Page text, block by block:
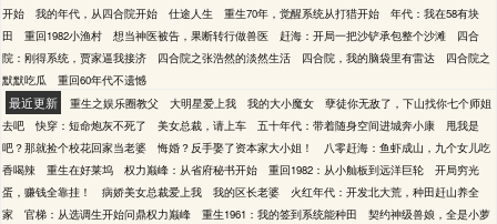
开始
我的年代，从四合院开始 仕途人生 重生70年，觉醒系统从打猎开始
年代：我在58有块
田
重回1982小渔村 想当神医被告，果断转行做兽医 赶海：开局一把沙铲承包整个沙滩
四合
院：刚得系统，贾家逼我接济
四合院之张浩然的淡然生活 四合院，我的脑袋里有雷达
四合院之
默默吃瓜
重回60年代不遗憾
最近更新 重生之娱乐圈教父 大明星爱上我 我的大小魔女
孽徒你无敌了，下山找你七个师姐
去吧
快穿：短命炮灰不死了 美女总裁，请上车 五十年代：带着随身空间进城奔小康
甩我是
吧？那就捡个校花回家当老婆
悔婚？反手娶了资本家大小姐！
八零赶海：鱼虾成山，九个女儿吃
香喝辣
重生在好莱坞 权力巅峰：从省府秘书开始 重回1982：从小舢板到远洋巨轮
开局穷光
蛋，赚钱全靠挂！
病娇美女总裁爱上我 我的区长老婆
火红年代：开发北大荒，种田赶山养全
家
官梯：从选调生开始问鼎权力巅峰 重生1961：我的签到系统能种田 契约神级兽娘，全是小萝